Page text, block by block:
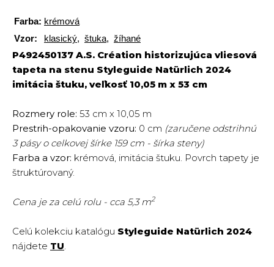
Farba: krémová
Vzor:
klasický, štuka, žíhané
P492450137 A.S. Création historizujúca vliesová
tapeta na stenu Styleguide Natürlich 2024
imitácia štuku, veľkosť 10,05 m x 53 cm
Rozmery role: 53 cm x 10,05 m
Prestrih-opakovanie vzoru: 0 cm (zaručene odstrihnú
3 pásy o celkovej šírke 159 cm - šírka steny)
Farba a vzor: krémová, imitácia štuku. Povrch tapety je
štruktúrovaný.
Cena je za celú rolu - cca 5,3 m2
Celú kolekciu katalógu Styleguide Natürlich 2024
nájdete TU.